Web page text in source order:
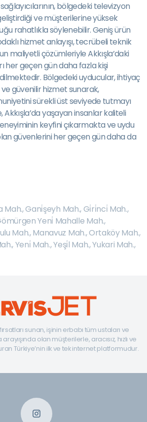
bölgedeki televizyon
ve müşterilerine yüksek
rahatlıkla söylenebilir. Geniş ürün
hizmet anlayışı, tecrübeli teknik
maliyetli çözümleriyle Akkışla’daki
her geçen gün daha fazla kişi
Bölgedeki uyducular, ihtiyaç
ve güvenilir hizmet sunarak,
sürekli üst seviyede tutmayı
Akkışla’da yaşayan insanlar kaliteli
keyfini çıkarmakta ve uydu
güvenlerini her geçen gün daha da
Mah.,Gani̇şeyh Mah.,Gi̇ri̇nci̇ Mah.,
Yeni̇ Mahalle Mah.,
Mah.,Manavuz Mah.,Ortaköy Mah.,
,Yeni̇ Mah.,Yeşi̇l Mah.,Yukari Mah.,
fırsatları sunan, işinin erbabı tüm ustaları ve
olan müşterilerle, aracısız, hızlı ve
Türkiye’nin ilk ve tek internet platformudur.